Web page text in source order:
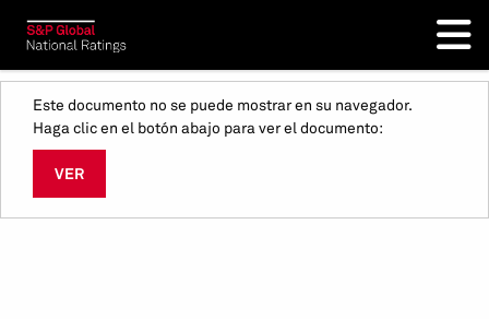
Este documento no se puede mostrar en su navegador.
Haga clic en el botón abajo para ver el documento:
VER